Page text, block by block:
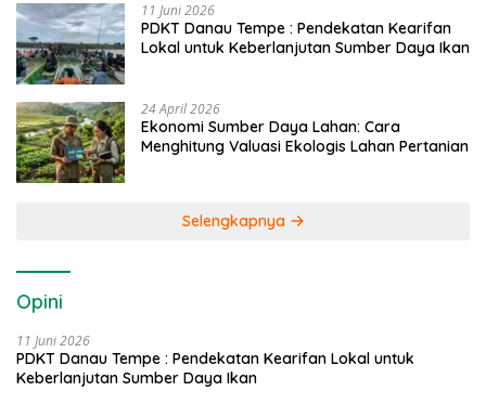
11 Juni 2026
PDKT Danau Tempe : Pendekatan Kearifan
Lokal untuk Keberlanjutan Sumber Daya Ikan
24 April 2026
Ekonomi Sumber Daya Lahan: Cara
Menghitung Valuasi Ekologis Lahan Pertanian
Selengkapnya
Opini
11 Juni 2026
PDKT Danau Tempe : Pendekatan Kearifan Lokal untuk
Keberlanjutan Sumber Daya Ikan